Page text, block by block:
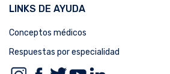
LINKS DE AYUDA
Conceptos médicos
Respuestas por especialidad